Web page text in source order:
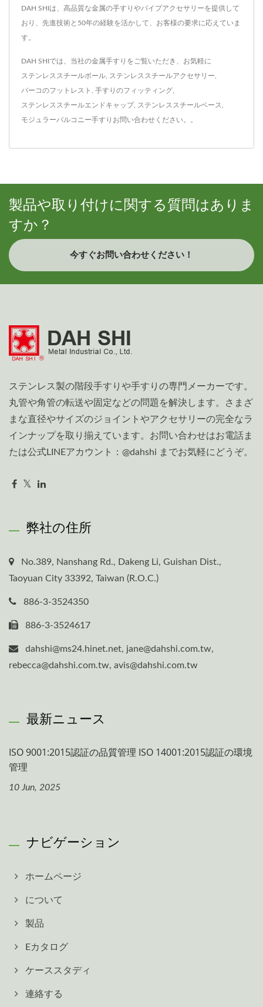
DAH SHIは、高品質な金属の手すりやパイプアクセサリーを提供して
おり、先進技術と50年の経験を活かして、お客様の要求に応えていま
す。
DAH SHIでは、当社の金属手すりをご覧いただき、お気軽に
ステンレススチールボール ステンレススチールアクセサリー
バーコのフットレスト 手すりのフィッティング
ステンレススチールエンドキャップ, ステンレススチールベース
モジュラーバルコニー手すり お問い合わせ ください。 。
製品や取り付けに関する質問はありま
すか？
今すぐお問い合わせください！
ステンレス製の階段手すりや手すりの専門メーカーです。
丸管や角管の転送や固定などの問題を解決します。さまざ
まな直径やサイズのジョイントやアクセサリーの完全なラ
インナップを取り揃えています。お問い合わせはお電話ま
たは公式LINEアカウント：@dahshi までお気軽にどうぞ。
弊社の住所
No.389, Nanshang Rd., Dakeng Li, Guishan Dist.,
Taoyuan City 33392, Taiwan (R.O.C.)
886-3-3524350
886-3-3524617
dahshi@ms24.hinet.net, jane@dahshi.com.tw,
rebecca@dahshi.com.tw, avis@dahshi.com.tw
最新ニュース
ISO 9001:2015認証の品質管理 ISO 14001:2015認証の環境
管理
10 Jun, 2025
ナビゲーション
ホームページ
について
製品
Eカタログ
ケーススタディ
連絡する